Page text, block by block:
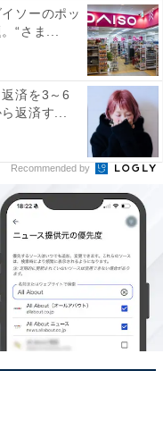
ソーのポッ
“さま...
済を3～6
返済す...
Recommended by